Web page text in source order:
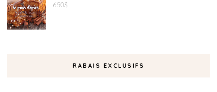
6.50$
RABAIS EXCLUSIFS